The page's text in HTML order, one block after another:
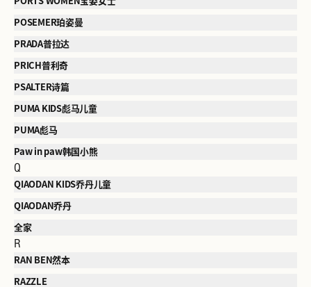
POSEMER珀姿曼
PRADA普拉达
PRICH普利奇
PSALTER诗篇
PUMA KIDS彪马儿童
PUMA彪马
Paw in paw韩国小熊
Q
QIAODAN KIDS乔丹儿童
QIAODAN乔丹
全家
R
RAN BEN然本
RAZZLE